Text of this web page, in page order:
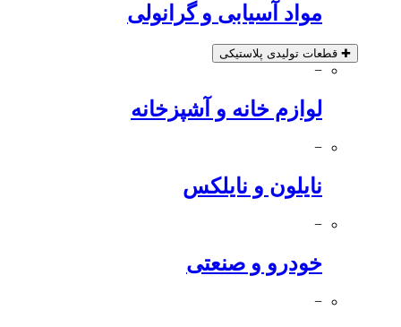
مواد آسیابی و گرانولی
✚ قطعات تولیدی پلاستیکی
−
لوازم خانه و آشپزخانه
−
نایلون و نایلکس
−
خودرو و صنعتی
−